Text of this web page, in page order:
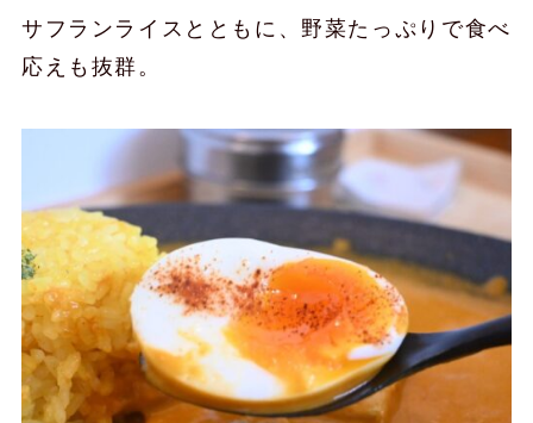
サフランライスとともに、野菜たっぷりで食べ
応えも抜群。